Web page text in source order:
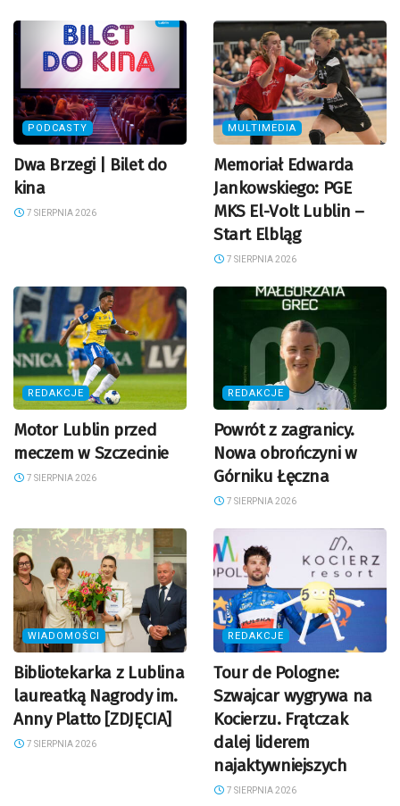
PODCASTY
Dwa Brzegi | Bilet do
kina
7 SIERPNIA 2026
MULTIMEDIA
Memoriał Edwarda
Jankowskiego: PGE
MKS El-Volt Lublin –
Start Elbląg
7 SIERPNIA 2026
REDAKCJE
Motor Lublin przed
meczem w Szczecinie
7 SIERPNIA 2026
REDAKCJE
Powrót z zagranicy.
Nowa obrończyni w
Górniku Łęczna
7 SIERPNIA 2026
WIADOMOŚCI
Bibliotekarka z Lublina
laureatką Nagrody im.
Anny Platto [ZDJĘCIA]
7 SIERPNIA 2026
REDAKCJE
Tour de Pologne:
Szwajcar wygrywa na
Kocierzu. Frątczak
dalej liderem
najaktywniejszych
7 SIERPNIA 2026